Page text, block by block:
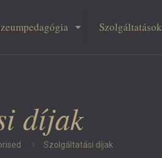
Szolgáltatások
díjak
Szolgáltatási díjak